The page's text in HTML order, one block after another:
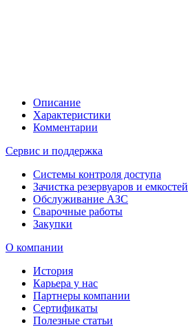
Описание
Характеристики
Комментарии
Сервис и поддержка
Системы контроля доступа
Зачистка резервуаров и емкостей
Обслуживание АЗС
Сварочные работы
Закупки
О компании
История
Карьера у нас
Партнеры компании
Сертификаты
Полезные статьи